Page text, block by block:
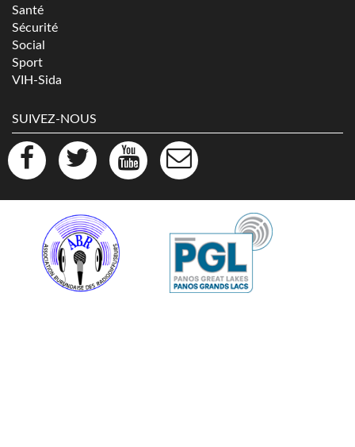
Santé
Sécurité
Social
Sport
VIH-Sida
SUIVEZ-NOUS